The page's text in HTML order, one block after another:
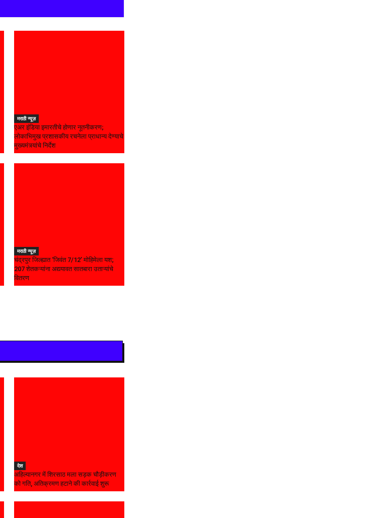
मराठी न्यूज़
एअर इंडिया इमारतीचे होणार नूतनीकरण;
लोकाभिमुख प्रशासकीय रचनेला प्राधान्य देण्याचे
मुख्यमंत्र्यांचे निर्देश
मराठी न्यूज़
चंद्रपुर जिल्ह्यात ‘जिवंत 7/12’ मोहिमेला यश;
207 शेतकऱ्यांना अद्ययावत सातबारा उताऱ्यांचे
वितरण
देश
अहिल्यानगर में शिरसाठ मला सड़क चौड़ीकरण
को गति, अतिक्रमण हटाने की कार्रवाई शुरू